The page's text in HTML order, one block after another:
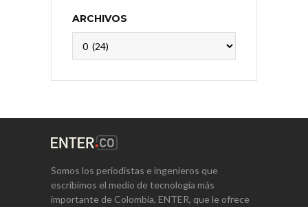
ARCHIVOS
Somos los periodistas e ingenieros que
escribimos el medio de tecnología más
importante de Colombia, ENTER, que le ofrece